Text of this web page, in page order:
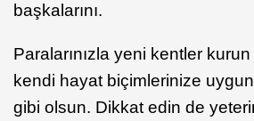
başkalarını.
Paralarınızla yeni kentler
kendi hayat biçimlerinize
gibi olsun. Dikkat edin de